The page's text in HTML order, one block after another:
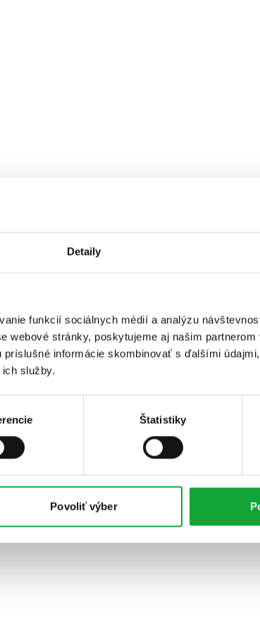
Detaily
funkcií sociálnych médií a analýzu
webové stránky, poskytujeme aj našim
informácie skombinovať s ďalšími
služby.
Štatistiky
Povoliť výber